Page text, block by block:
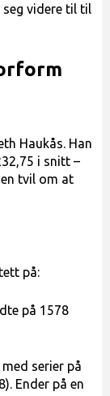
videre til til
Haukås. Han
i snitt –
tvil om at
på:
på 1578
serier på
Ender på en